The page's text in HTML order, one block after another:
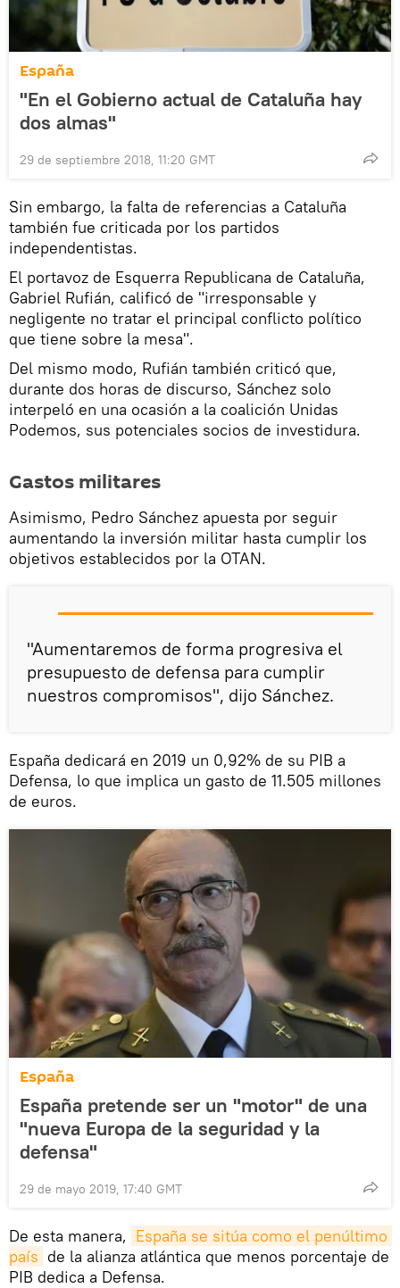
España
"En el Gobierno actual de Cataluña hay
dos almas"
29 de septiembre 2018, 11:20 GMT
Sin embargo, la falta de referencias a Cataluña
también fue criticada por los partidos
independentistas.
El portavoz de Esquerra Republicana de Cataluña,
Gabriel Rufián, calificó de "irresponsable y
negligente no tratar el principal conflicto político
que tiene sobre la mesa".
Del mismo modo, Rufián también criticó que,
durante dos horas de discurso, Sánchez solo
interpeló en una ocasión a la coalición Unidas
Podemos, sus potenciales socios de investidura.
Gastos militares
Asimismo, Pedro Sánchez apuesta por seguir
aumentando la inversión militar hasta cumplir los
objetivos establecidos por la OTAN.
"Aumentaremos de forma progresiva el
presupuesto de defensa para cumplir
nuestros compromisos", dijo Sánchez.
España dedicará en 2019 un 0,92% de su PIB a
Defensa, lo que implica un gasto de 11.505 millones
de euros.
España
España pretende ser un "motor" de una
"nueva Europa de la seguridad y la
defensa"
29 de mayo 2019, 17:40 GMT
De esta manera, España se sitúa como el penúltimo
país de la alianza atlántica que menos porcentaje de
PIB dedica a Defensa.